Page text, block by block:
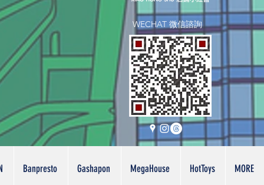
WECHAT 微信諮詢
Banpresto Gashapon MegaHouse HotToys MORE